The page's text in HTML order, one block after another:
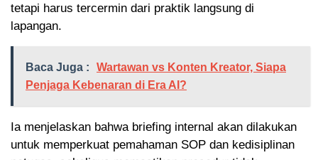
tetapi harus tercermin dari praktik langsung di
lapangan.
Baca Juga :
Wartawan vs Konten Kreator, Siapa
Penjaga Kebenaran di Era AI?
Ia menjelaskan bahwa briefing internal akan dilakukan
untuk memperkuat pemahaman SOP dan kedisiplinan